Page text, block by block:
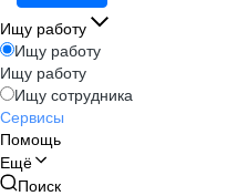
Ищу работу
Ищу работу
Ищу работу
Ищу сотрудника
Сервисы
Помощь
Ещё
Поиск